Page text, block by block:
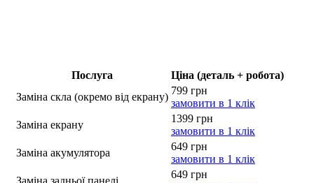
Послуга
Ціна (деталь + робота)
Заміна скла (окремо від екрану)
799 грн
замовити в 1 клік
Заміна екрану
1399 грн
замовити в 1 клік
Заміна акумулятора
649 грн
замовити в 1 клік
Заміна задньої панелі
649 грн